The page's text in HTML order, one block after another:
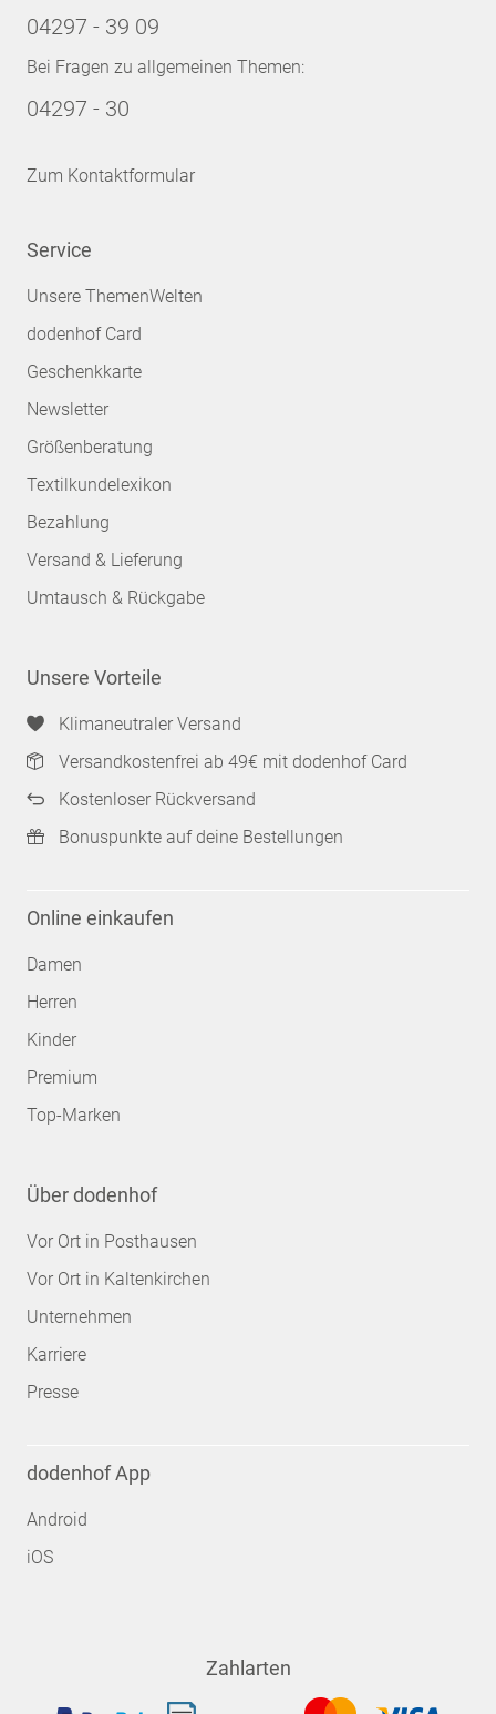
04297 - 39 09
Bei Fragen zu allgemeinen Themen:
04297 - 30
Zum Kontaktformular
Service
Unsere ThemenWelten
dodenhof Card
Geschenkkarte
Newsletter
Größenberatung
Textilkundelexikon
Bezahlung
Versand & Lieferung
Umtausch & Rückgabe
Unsere Vorteile
Klimaneutraler Versand
Versandkostenfrei ab 49€ mit dodenhof Card
Kostenloser Rückversand
Bonuspunkte auf deine Bestellungen
Online einkaufen
Damen
Herren
Kinder
Premium
Top-Marken
Über dodenhof
Vor Ort in Posthausen
Vor Ort in Kaltenkirchen
Unternehmen
Karriere
Presse
dodenhof App
Android
iOS
Zahlarten